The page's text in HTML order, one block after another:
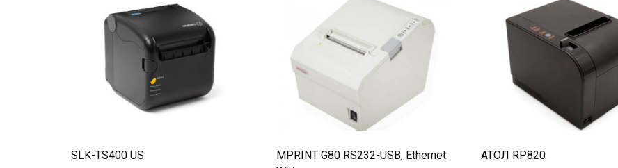
SLK-TS400 US
MPRINT G80 RS232-USB, Ethernet
АТОЛ RP820